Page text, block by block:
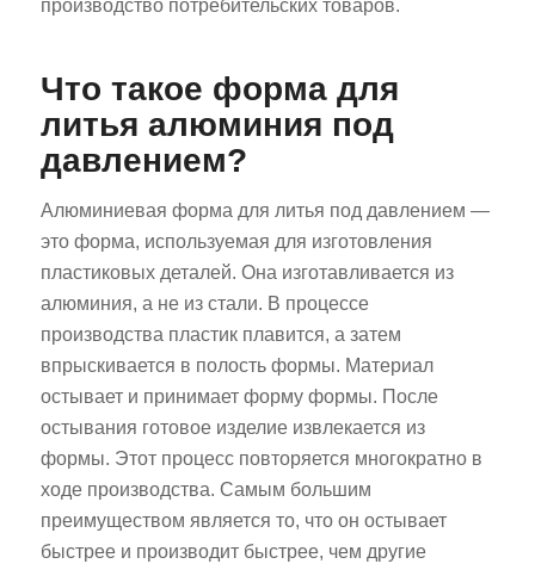
производство потребительских товаров.
Что такое форма для
литья алюминия под
давлением?
Алюминиевая форма для литья под давлением —
это форма, используемая для изготовления
пластиковых деталей. Она изготавливается из
алюминия, а не из стали. В процессе
производства пластик плавится, а затем
впрыскивается в полость формы. Материал
остывает и принимает форму формы. После
остывания готовое изделие извлекается из
формы. Этот процесс повторяется многократно в
ходе производства. Самым большим
преимуществом является то, что он остывает
быстрее и производит быстрее, чем другие